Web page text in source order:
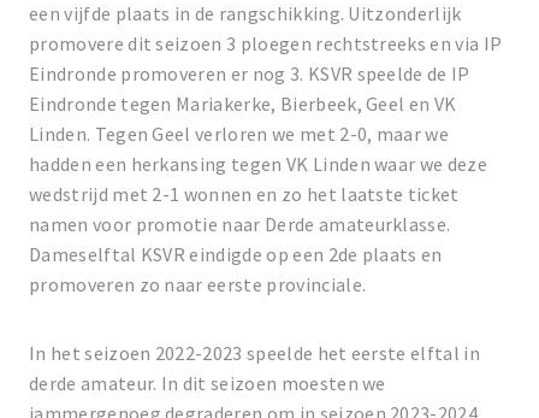
een vijfde plaats in de rangschikking. Uitzonderlijk
promovere dit seizoen 3 ploegen rechtstreeks en via IP
Eindronde promoveren er nog 3. KSVR speelde de IP
Eindronde tegen Mariakerke, Bierbeek, Geel en VK
Linden. Tegen Geel verloren we met 2-0, maar we
hadden een herkansing tegen VK Linden waar we deze
wedstrijd met 2-1 wonnen en zo het laatste ticket
namen voor promotie naar Derde amateurklasse.
Dameselftal KSVR eindigde op een 2de plaats en
promoveren zo naar eerste provinciale.
In het seizoen 2022-2023 speelde het eerste elftal in
derde amateur. In dit seizoen moesten we